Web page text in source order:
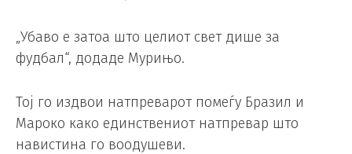
„Убаво е затоа што целиот свет дише за
фудбал“, додаде Мурињо.
Тој го издвои натпреварот помеѓу Бразил и
Мароко како единствениот натпревар што
навистина го воодушеви.